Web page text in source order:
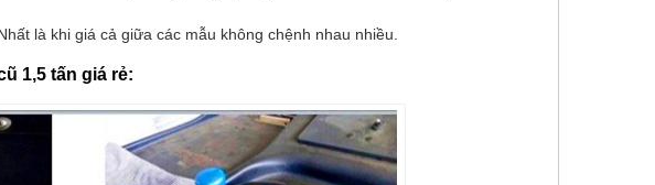
là khi giá cả giữa các mẫu không chệnh nhau nhiều.
1,5 tấn giá rẻ: